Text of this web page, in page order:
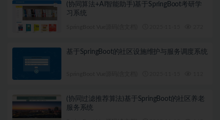
(协同算法+AI智能助手)基于SpringBoot考研学
习系统
基于SpringBoot的社区设施维护与服务调度系统
(协同过滤推荐算法)基于SpringBoot的社区养老
服务系统